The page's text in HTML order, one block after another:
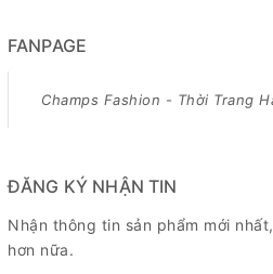
FANPAGE
Champs Fashion - Thời Trang
ĐĂNG KÝ NHẬN TIN
Nhận thông tin sản phẩm mới
hơn nữa.